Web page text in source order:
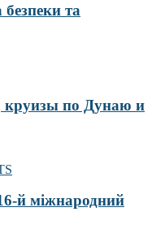
та
круизы по Дунаю и
й міжнародний